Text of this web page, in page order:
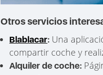
Otros servicios
Blablacar: Una
compartir coche y
Alquiler de coche: